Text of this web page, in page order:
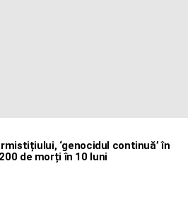
‘genocidul continuă’ în
de morți în 10 luni